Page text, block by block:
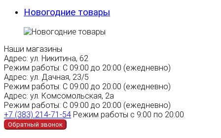
Новогодние товары
Наши магазины
Адрес: ул. Никитина, 62
Режим работы: С 09:00 до 20:00 (ежедневно)
Адрес: ул. Дачная, 23/5
Режим работы: С 09:00 до 20:00 (ежедневно)
Адрес: ул. Комсомольская, 2а
Режим работы: С 09:00 до 20:00 (ежедневно)
+7 (383) 214-71-54 Режим работы с 9:00 по 20:00
Обратный звонок